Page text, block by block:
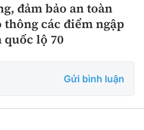
đảm bảo an toàn
thông các điểm ngập
quốc lộ 70
Gửi bình luận